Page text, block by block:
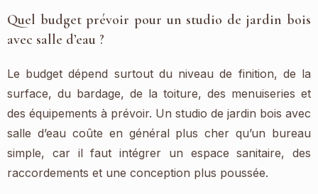
Quel budget prévoir pour un studio de jardin bois
avec salle d’eau ?
Le budget dépend surtout du niveau de finition, de la
surface, du bardage, de la toiture, des menuiseries et
des équipements à prévoir. Un studio de jardin bois avec
salle d’eau coûte en général plus cher qu’un bureau
simple, car il faut intégrer un espace sanitaire, des
raccordements et une conception plus poussée.